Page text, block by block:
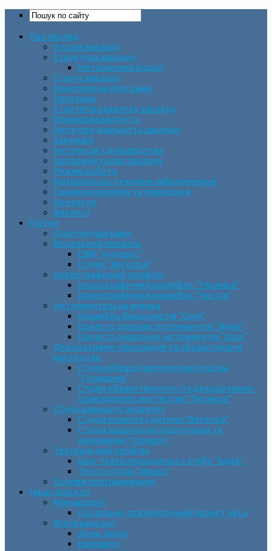
Про заклад
Історія закладу
Структура закладу
Методичний відділ
Статут закладу
Комплексна програма
Програми
Стратегія розвитку закладу
Фінансова звітність
Звіти про діяльність закладу
Закупівлі
Інструкція з діловодства
Кадровий склад закладу
Режим роботи
Матеріально-технічне забезпечення
Правила прийому та поведінки
Контакти
Вакансії
Гуртки
Освітня програма
Вокальний профіль
СВМ “Антарес”
Студія “Вікторія”
Хореографічний профіль
Хореографічний ансамбль “Росинка”
Хореографічний ансамбль “Час пік”
Інструментальна музика
Ансамбль бандуристів “Орія”
Оркестр духових інструментів “Зміна”
Оркестр народних інструментів “Орія”
Декоративно-прикладне та образотворче
мистецтво
Cтудія образотворчого мистецтва
“Соняшник”
Студія образотворчого та декоративно-
прикладного мистецтва “Писанка”
Студії раннього розвитку
Студія розвитку дитини “Веселка”
Студія дошкільної підготовки та
виховання “Горішок”
Театральний профіль
Шоу-театр молодіжного клубу “Імідж”
Театр-студія “Маска”
Основи програмування
Наші проєкти
Міжнародні
Соціально-психологічний проєкт VeLa
Всеукраїнські
День Землі
Єврофест